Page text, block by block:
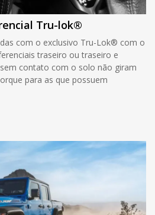
Tru-lok®
com o exclusivo Tru-Lok® com o
traseiro ou traseiro e
contato com o solo não giram
para as que possuem